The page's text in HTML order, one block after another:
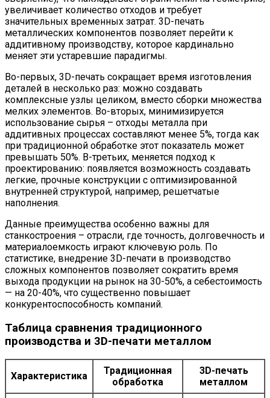
увеличивает количество отходов и требует
значительных временных затрат. 3D-печать
металлических компонентов позволяет перейти к
аддитивному производству, которое кардинально
меняет эти устаревшие парадигмы.
Во-первых, 3D-печать сокращает время изготовления
деталей в несколько раз: можно создавать
комплексные узлы целиком, вместо сборки множества
мелких элементов. Во-вторых, минимизируется
использование сырья – отходы металла при
аддитивных процессах составляют менее 5%, тогда как
при традиционной обработке этот показатель может
превышать 50%. В-третьих, меняется подход к
проектированию: появляется возможность создавать
легкие, прочные конструкции с оптимизированной
внутренней структурой, например, решетчатые
наполнения.
Данные преимущества особенно важны для
станкостроения – отрасли, где точность, долговечность и
материалоемкость играют ключевую роль. По
статистике, внедрение 3D-печати в производство
сложных компонентов позволяет сократить время
выхода продукции на рынок на 30-50%, а себестоимость
— на 20-40%, что существенно повышает
конкурентоспособность компаний.
Таблица сравнения традиционного
производства и 3D-печати металлом
Характеристика
Традиционная
обработка
3D-печать
металлом